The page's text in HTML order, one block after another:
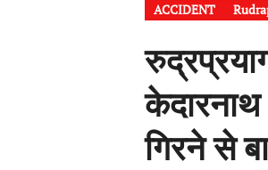
ACCIDENT
गिरने से